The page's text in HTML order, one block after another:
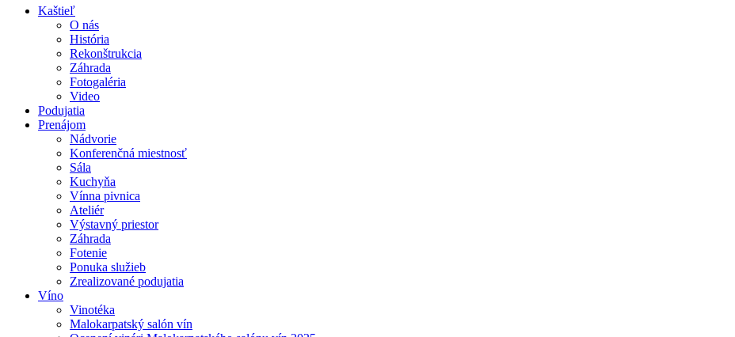
Kaštieľ
O nás
História
Rekonštrukcia
Záhrada
Fotogaléria
Video
Podujatia
Prenájom
Nádvorie
Konferenčná miestnosť
Sála
Kuchyňa
Vínna pivnica
Ateliér
Výstavný priestor
Záhrada
Fotenie
Ponuka služieb
Zrealizované podujatia
Víno
Vinotéka
Malokarpatský salón vín